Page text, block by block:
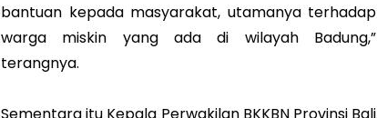
bantuan kepada masyarakat, utamanya terhadap
warga miskin yang ada di wilayah Badung,”
terangnya.
Sementara itu Kepala Perwakilan BKKBN Provinsi Bali